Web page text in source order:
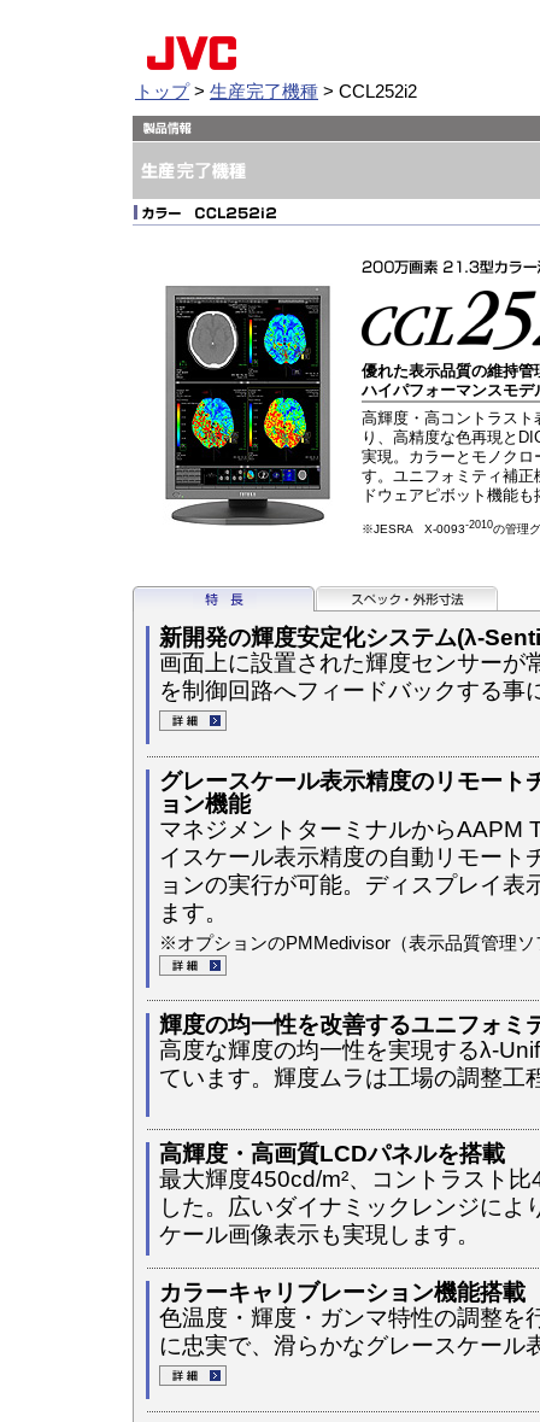
トップ> 生産完了機種 > CCL252i2
優れた表示品質の維持
ハイパフォーマンスモデ
高輝度・高コントラス
り、高精度な色再現と
実現。カラーとモノク
す。ユニフォミティ補
ドウェアピボット機能
※JESRA X-0093-2010の管理
新開発の輝度安定化システム(λ-
画面上に設置された輝度センサーが
を制御回路へフィードバックする事
グレースケール表示精度のリモート
ョン機能
マネジメントターミナルからAAPM
イスケール表示精度の自動リモート
ョンの実行が可能。ディスプレイ表
ます。
※オプションのPMMedivisor（表示品質管理
輝度の均一性を改善するユニフォミ
高度な輝度の均一性を実現するλ-
ています。輝度ムラは工場の調整工
高輝度・高画質LCDパネルを搭載
最大輝度450cd/m²、コントラスト
した。広いダイナミックレンジに
ケール画像表示も実現します。
カラーキャリブレーション機能搭載
色温度・輝度・ガンマ特性の調整を
に忠実で、滑らかなグレースケール